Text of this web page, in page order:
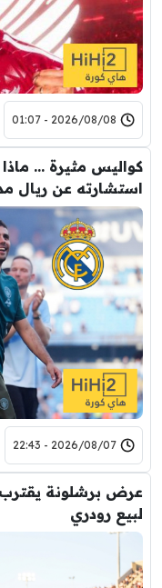
2026/08/08 - 01:07
كواليس مثيرة … ماذا
استشارته عن ريال
2026/08/07 - 22:43
عرض برشلونة يقترب
لبيع رودري